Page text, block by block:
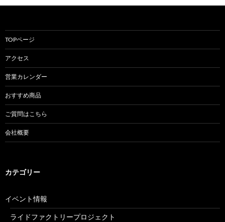
TOPページ
アクセス
営業カレンダー
おすすめ商品
ご質問はこちら
会社概要
カテゴリー
イベント情報
ライドファクトリープロジェクト